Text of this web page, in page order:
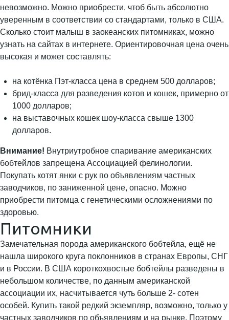
невозможно. Можно приобрести, чтоб быть абсолютно
уверенным в соответствии со стандартами, только в США.
Сколько стоит малыш в заокеанских питомниках, можно
узнать на сайтах в интернете. Ориентировочная цена очень
высокая и может составлять:
на котёнка Пэт-класса цена в среднем 500 долларов;
брид-класса для разведения котов и кошек, примерно от
1000 долларов;
на выставочных кошек шоу-класса свыше 1300
долларов.
Внимание! Внутриутробное спаривание американских
бобтейлов запрещена Ассоциацией фелинологии.
Покупать котят янки с рук по объявлениям частных
заводчиков, по заниженной цене, опасно. Можно
приобрести питомца с генетическими осложнениями по
здоровью.
Питомники
Замечательная порода американского бобтейла, ещё не
нашла широкого круга поклонников в странах Европы, СНГ
и в России. В США короткохвостые бобтейлы разведены в
небольшом количестве, по данным американской
ассоциации их, насчитывается чуть больше 2- сотен
особей. Купить такой редкий экземпляр, возможно, только у
частных заводчиков по объявлениям и на рынке. Поэтому